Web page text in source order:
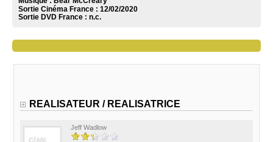
Sortie Cinéma France : 12/02/2020
Sortie DVD France : n.c.
REALISATEUR / REALISATRICE
Jeff Wadlow